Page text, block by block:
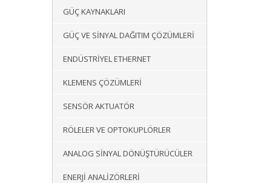
GÜÇ KAYNAKLARI
GÜÇ VE SINYAL DAĞITIM ÇÖZÜMLERI
ENDÜSTRIYEL ETHERNET
KLEMENS ÇÖZÜMLERI
SENSÖR AKTUATÖR
RÖLELER VE OPTOKUPLÖRLER
ANALOG SINYAL DÖNÜŞTÜRÜCÜLER
ENERJI ANALIZÖRLERI